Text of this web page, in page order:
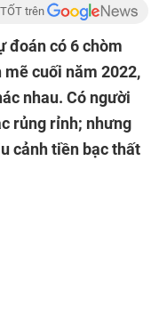
trên
đoán có 6 chòm
cuối năm 2022,
nhau. Có người
rủng rỉnh; nhưng
cảnh tiền bạc thất